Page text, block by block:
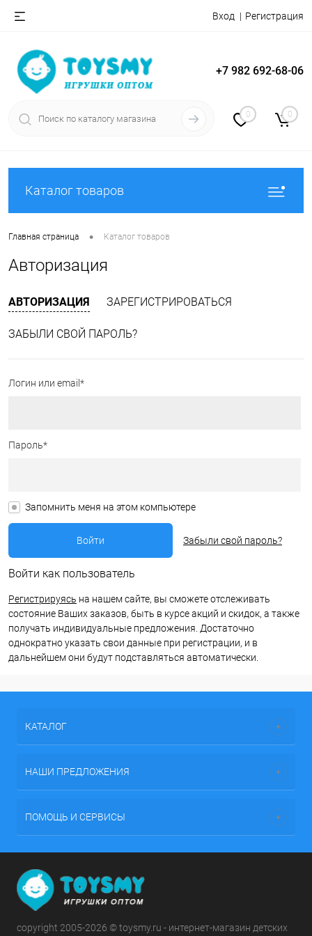
Вход Регистрация
+7 982 692-68-06
0 0
Каталог товаров
Главная страница • Каталог товаров
Авторизация
АВТОРИЗАЦИЯ ЗАРЕГИСТРИРОВАТЬСЯ
ЗАБЫЛИ СВОЙ ПАРОЛЬ?
Логин или email*
Пароль*
Запомнить меня на этом компьютере
Забыли свой пароль?
Войти как пользователь
Регистрируясь на нашем сайте, вы сможете отслеживать
состояние Ваших заказов, быть в курсе акций и скидок, а также
получать индивидуальные предложения. Достаточно
однократно указать свои данные при регистрации, и в
дальнейшем они будут подставляться автоматически.
КАТАЛОГ
НАШИ ПРЕДЛОЖЕНИЯ
ПОМОЩЬ И СЕРВИСЫ
copyright 2005-2026 © toysmy.ru - интернет-магазин детских